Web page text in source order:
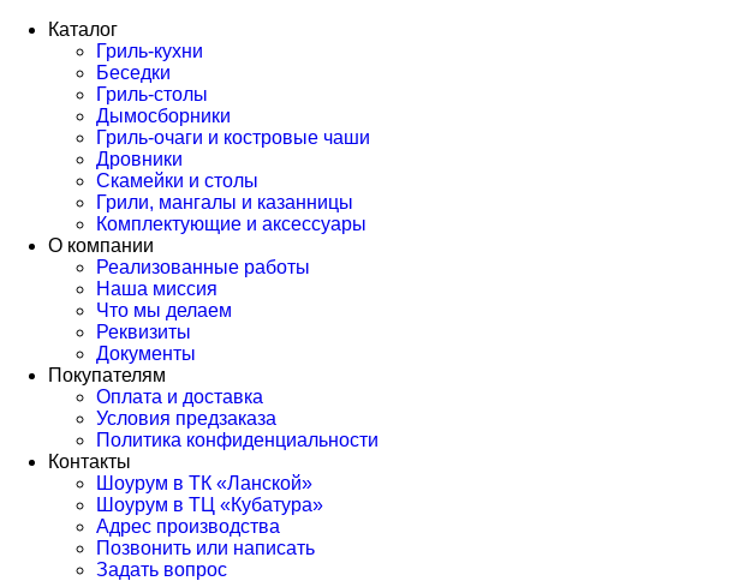
Каталог
Гриль-кухни
Беседки
Гриль-столы
Дымосборники
Гриль-очаги и костровые чаши
Дровники
Скамейки и столы
Грили, мангалы и казанницы
Комплектующие и аксессуары
О компании
Реализованные работы
Наша миссия
Что мы делаем
Реквизиты
Документы
Покупателям
Оплата и доставка
Условия предзаказа
Политика конфиденциальности
Контакты
Шоурум в ТК «Ланской»
Шоурум в ТЦ «Кубатура»
Адрес производства
Позвонить или написать
Задать вопрос